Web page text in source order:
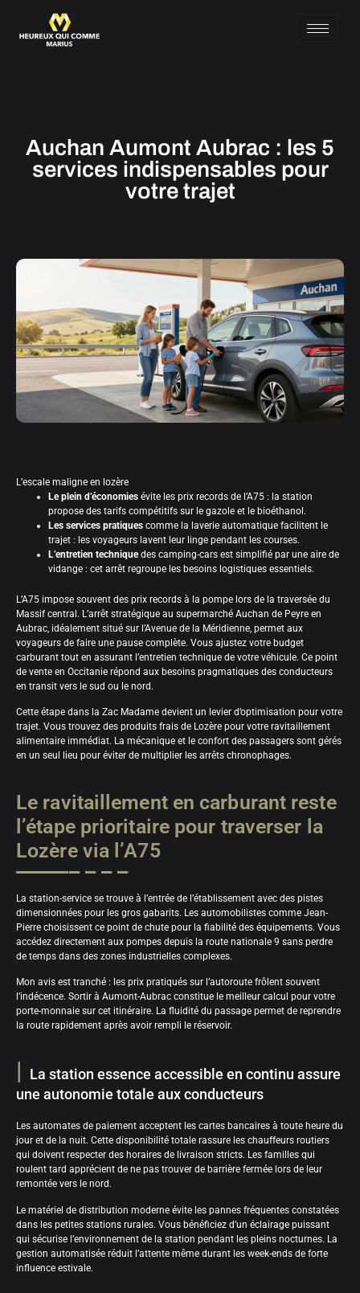
Auchan Aumont Aubrac : les 5
services indispensables pour
votre trajet
L’escale maligne en lozère
Le plein d’économies évite les prix records de l’A75 : la station
propose des tarifs compétitifs sur le gazole et le bioéthanol.
Les services pratiques comme la laverie automatique facilitent le
trajet : les voyageurs lavent leur linge pendant les courses.
L’entretien techniquedes camping-cars est simplifié par une aire de
vidange : cet arrêt regroupe les besoins logistiques essentiels.
L’A75 impose souvent des prix records à la pompe lors de la traversée du
Massif central. L’arrêt stratégique au supermarché Auchan de Peyre en
Aubrac, idéalement situé sur l’Avenue de la Méridienne, permet aux
voyageurs de faire une pause complète. Vous ajustez votre budget
carburant tout en assurant l’entretien technique de votre véhicule. Ce point
de vente en Occitanie répond aux besoins pragmatiques des conducteurs
en transit vers le sud ou le nord.
Cette étape dans la Zac Madame devient un levier d’optimisation pour votre
trajet. Vous trouvez des produits frais de Lozère pour votre ravitaillement
alimentaire immédiat. La mécanique et le confort des passagers sont gérés
en un seul lieu pour éviter de multiplier les arrêts chronophages.
Le ravitaillement en carburant reste
l’étape prioritaire pour traverser la
Lozère via l’A75
La station-service se trouve à l’entrée de l’établissement avec des pistes
dimensionnées pour les gros gabarits. Les automobilistes comme Jean-
Pierre choisissent ce point de chute pour la fiabilité des équipements. Vous
accédez directement aux pompes depuis la route nationale 9 sans perdre
de temps dans des zones industrielles complexes.
Mon avis est tranché : les prix pratiqués sur l’autoroute frôlent souvent
l’indécence. Sortir à Aumont-Aubrac constitue le meilleur calcul pour votre
porte-monnaie sur cet itinéraire. La fluidité du passage permet de reprendre
la route rapidement après avoir rempli le réservoir.
La station essence accessible en continu assure
une autonomie totale aux conducteurs
Les automates de paiement acceptent les cartes bancaires à toute heure du
jour et de la nuit. Cette disponibilité totale rassure les chauffeurs routiers
qui doivent respecter des horaires de livraison stricts. Les familles qui
roulent tard apprécient de ne pas trouver de barrière fermée lors de leur
remontée vers le nord.
Le matériel de distribution moderne évite les pannes fréquentes constatées
dans les petites stations rurales. Vous bénéficiez d’un éclairage puissant
qui sécurise l’environnement de la station pendant les pleins nocturnes. La
gestion automatisée réduit l’attente même durant les week-ends de forte
influence estivale.